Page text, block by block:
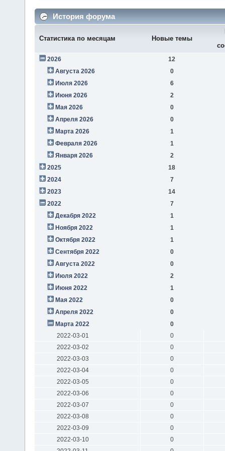
История форума
Статистика по месяцам Новые темы
2026
12
Августа 2026
0
Июля 2026
6
Июня 2026
2
Мая 2026
0
Апреля 2026
0
Марта 2026
1
Февраля 2026
1
Января 2026
2
2025
18
2024
7
2023
14
2022
7
Декабря 2022
1
Ноября 2022
1
Октября 2022
1
Сентября 2022
0
Августа 2022
0
Июля 2022
2
Июня 2022
1
Мая 2022
0
Апреля 2022
0
Марта 2022
0
2022-03-01
0
2022-03-02
0
2022-03-03
0
2022-03-04
0
2022-03-05
0
2022-03-06
0
2022-03-07
0
2022-03-08
0
2022-03-09
0
2022-03-10
0